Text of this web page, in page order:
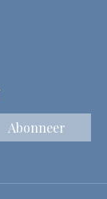
Abonneer